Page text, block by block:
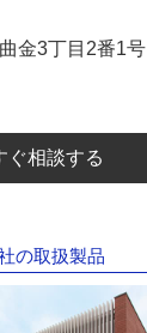
金3丁目2番1号
ぐ相談する
の取扱製品